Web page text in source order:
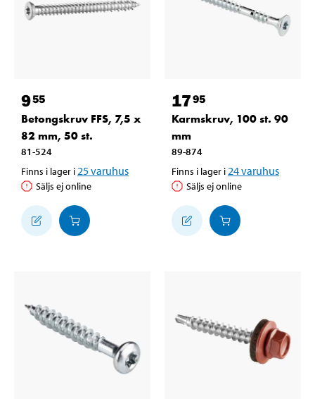
955
Betongskruv FFS, 7,5 x
82 mm, 50 st.
81-524
Finns i lager i 25varuhus
Säljs ej online
1795
Karmskruv, 100 st. 90
mm
89-874
Finns i lager i 24varuhus
Säljs ej online